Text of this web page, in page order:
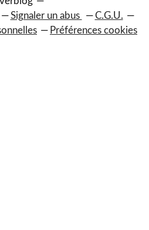
Signaler un abus
C.G.U.
Préférences cookies